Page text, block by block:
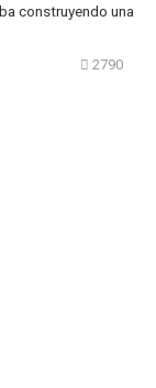
construyendo una
2790